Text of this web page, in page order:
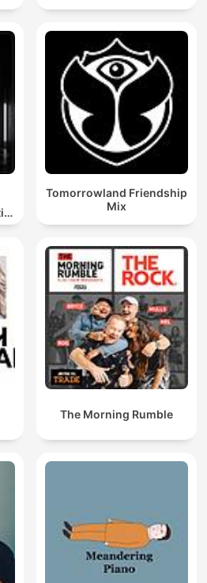
Tomorrowland Friendship
Mix
The Morning Rumble